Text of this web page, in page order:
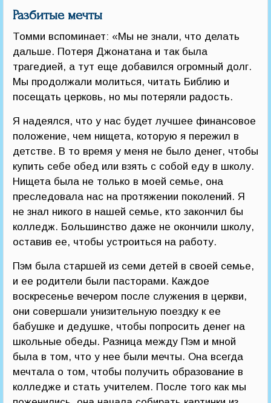
Разбитые мечты
Томми вспоминает: «Мы не знали, что делать
дальше. Потеря Джонатана и так была
трагедией, а тут еще добавился огромный долг.
Мы продолжали молиться, читать Библию и
посещать церковь, но мы потеряли радость.
Я надеялся, что у нас будет лучшее финансовое
положение, чем нищета, которую я пережил в
детстве. В то время у меня не было денег, чтобы
купить себе обед или взять с собой еду в школу.
Нищета была не только в моей семье, она
преследовала нас на протяжении поколений. Я
не знал никого в нашей семье, кто закончил бы
колледж. Большинство даже не окончили школу,
оставив ее, чтобы устроиться на работу.
Пэм была старшей из семи детей в своей семье,
и ее родители были пасторами. Каждое
воскресенье вечером после служения в церкви,
они совершали унизительную поездку к ее
бабушке и дедушке, чтобы попросить денег на
школьные обеды. Разница между Пэм и мной
была в том, что у нее были мечты. Она всегда
мечтала о том, чтобы получить образование в
колледже и стать учителем. После того как мы